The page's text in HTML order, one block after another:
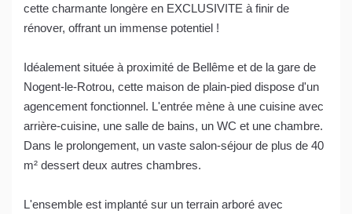
cette charmante longère en EXCLUSIVITE à finir de
rénover, offrant un immense potentiel !
Idéalement située à proximité de Bellême et de la gare de
Nogent-le-Rotrou, cette maison de plain-pied dispose d'un
agencement fonctionnel. L'entrée mène à une cuisine avec
arrière-cuisine, une salle de bains, un WC et une chambre.
Dans le prolongement, un vaste salon-séjour de plus de 40
m² dessert deux autres chambres.
L'ensemble est implanté sur un terrain arboré avec